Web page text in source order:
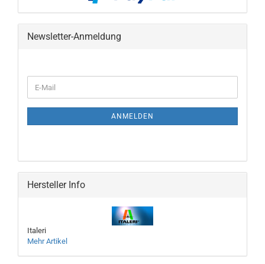
Newsletter-Anmeldung
ZUR
E-
Mail
ANMELDEN
Hersteller Info
Italeri
Mehr Artikel